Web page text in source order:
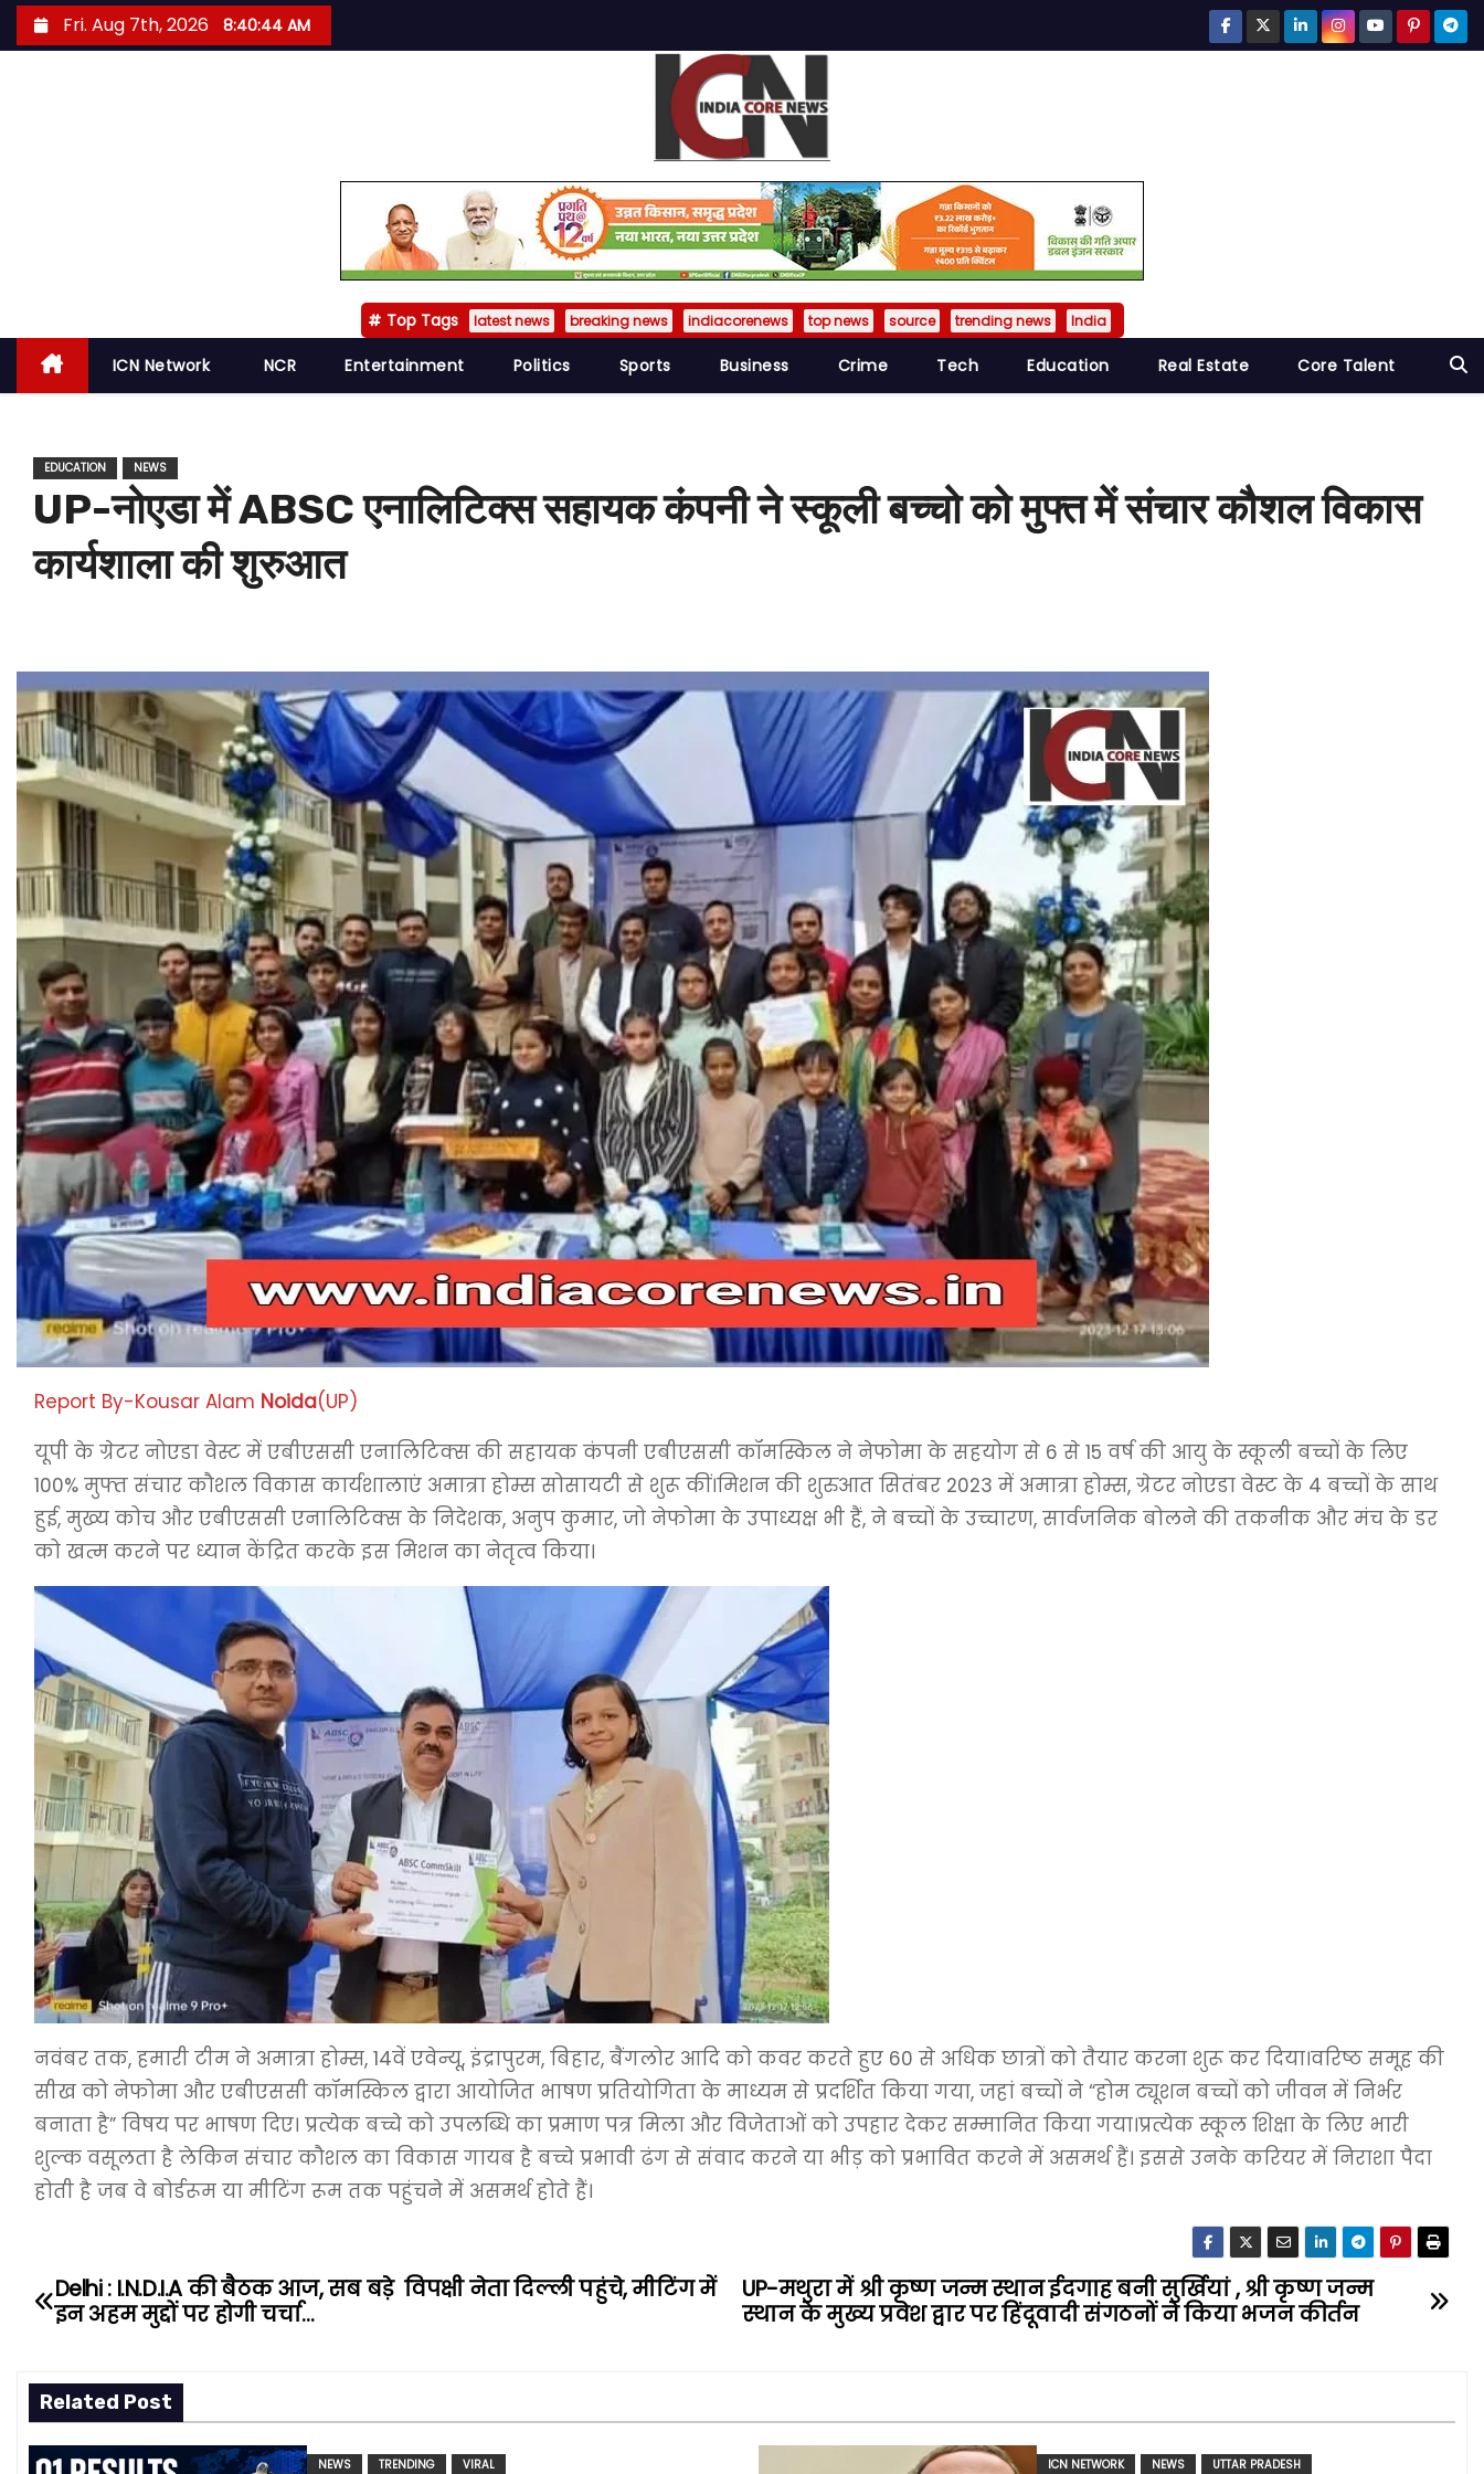
k
Fri. Aug 7th, 2026 8:40:46 AM
Top Tags latest news breaking news indiacorenews top news source trending news India
ICN Network NCR Entertainment Politics Sports Business Crime Tech Education Real Estate Core Talent
EDUCATION NEWS
UP-नोएडा में ABSC एनालिटिक्स सहायक कंपनी ने स्कूली बच्चो को मुफ्त में संचार कौशल विकास
कार्यशाला की शुरुआत
Report By-Kousar Alam Noida(UP)
यूपी के ग्रेटर नोएडा वेस्ट में एबीएससी एनालिटिक्स की सहायक कंपनी एबीएससी कॉमस्किल ने नेफोमा के सहयोग से 6 से 15 वर्ष की आयु के स्कूली बच्चों के लिए
100% मुफ्त संचार कौशल विकास कार्यशालाएं अमात्रा होम्स सोसायटी से शुरू कीं।मिशन की शुरुआत सितंबर 2023 में अमात्रा होम्स, ग्रेटर नोएडा वेस्ट के 4 बच्चों के साथ
हुई, मुख्य कोच और एबीएससी एनालिटिक्स के निदेशक, अनुप कुमार, जो नेफोमा के उपाध्यक्ष भी हैं, ने बच्चों के उच्चारण, सार्वजनिक बोलने की तकनीक और मंच के डर
को खत्म करने पर ध्यान केंद्रित करके इस मिशन का नेतृत्व किया।
नवंबर तक, हमारी टीम ने अमात्रा होम्स, 14वें एवेन्यू, इंद्रापुरम, बिहार, बैंगलोर आदि को कवर करते हुए 60 से अधिक छात्रों को तैयार करना शुरू कर दिया।वरिष्ठ समूह की
सीख को नेफोमा और एबीएससी कॉमस्किल द्वारा आयोजित भाषण प्रतियोगिता के माध्यम से प्रदर्शित किया गया, जहां बच्चों ने “होम ट्यूशन बच्चों को जीवन में निर्भर
बनाता है” विषय पर भाषण दिए। प्रत्येक बच्चे को उपलब्धि का प्रमाण पत्र मिला और विजेताओं को उपहार देकर सम्मानित किया गया।प्रत्येक स्कूल शिक्षा के लिए भारी
शुल्क वसूलता है लेकिन संचार कौशल का विकास गायब है बच्चे प्रभावी ढंग से संवाद करने या भीड़ को प्रभावित करने में असमर्थ हैं। इससे उनके करियर में निराशा पैदा
होती है जब वे बोर्डरूम या मीटिंग रूम तक पहुंचने में असमर्थ होते हैं।
P
s
t
UP-मथुरा में श्री कृष्ण जन्म स्थान ईदगाह बनी सुर्खियां , श्री कृष्ण जन्म
स्थान के मुख्य प्रवेश द्वार पर हिंदूवादी संगठनों ने किया भजन कीर्तन
Delhi : I.N.D.I.A की बैठक आज, सब बड़े विपक्षी नेता दिल्ली पहुंचे, मीटिंग में
इन अहम मुद्दों पर होगी चर्चा…
Related Post
NEWS TRENDING VIRAL ICN NETWORK NEWS UTTAR PRADESH